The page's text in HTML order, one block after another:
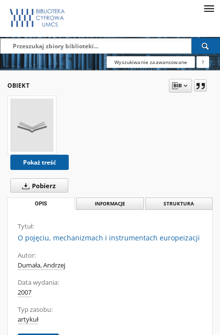
Wyszukiwanie zaawansowane ?
OBIEKT
Pokaż treść
Pobierz
OPIS INFORMACJE STRUKTURA
Tytuł:
O pojęciu, mechanizmach i instrumentach europeizacji
Autor:
Dumała, Andrzej
Data wydania:
2007
Typ zasobu:
artykuł